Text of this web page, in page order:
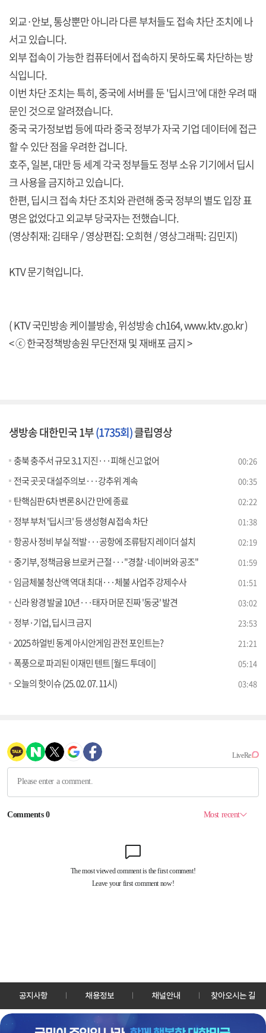
외교·안보, 통상뿐만 아니라 다른 부처들도 접속 차단 조치에 나
서고 있습니다.
외부 접속이 가능한 컴퓨터에서 접속하지 못하도록 차단하는 방
식입니다.
이번 차단 조치는 특히, 중국에 서버를 둔 '딥시크'에 대한 우려 때
문인 것으로 알려졌습니다.
중국 국가정보법 등에 따라 중국 정부가 자국 기업 데이터에 접근
할 수 있단 점을 우려한 겁니다.
호주, 일본, 대만 등 세계 각국 정부들도 정부 소유 기기에서 딥시
크 사용을 금지하고 있습니다.
한편, 딥시크 접속 차단 조치와 관련해 중국 정부의 별도 입장 표
명은 없었다고 외교부 당국자는 전했습니다.
(영상취재: 김태우 / 영상편집: 오희현 / 영상그래픽: 김민지)
KTV 문기혁입니다.
( KTV 국민방송 케이블방송, 위성방송 ch164,www.ktv.go.kr)
< ⓒ 한국정책방송원 무단전재 및 재배포 금지 >
생방송 대한민국 1부(1735회)클립영상
충북 충주서 규모 3.1 지진···피해 신고 없어 00:26
전국 곳곳 대설주의보···강추위 계속 00:35
탄핵심판 6차 변론 8시간 만에 종료 02:22
정부 부처 '딥시크' 등 생성형 AI 접속 차단 01:38
항공사 정비 부실 적발···공항에 조류탐지 레이더 설치 02:19
중기부, 정책금융 브로커 근절···"경찰·네이버와 공조" 01:59
임금체불 청산액 역대 최대···체불 사업주 강제수사 01:51
신라 왕경 발굴 10년···태자 머문 진짜 '동궁' 발견 03:02
정부·기업, 딥시크 금지 23:53
2025 하얼빈 동계 아시안게임 관전 포인트는? 21:21
폭풍으로 파괴된 이재민 텐트 [월드 투데이] 05:14
오늘의 핫이슈 (25. 02. 07. 11시) 03:48
공지사항 채용정보 채널안내 찾아오시는 길
30128 세종특별자치시 정부2청사로 13 한국정책방송원 KTV